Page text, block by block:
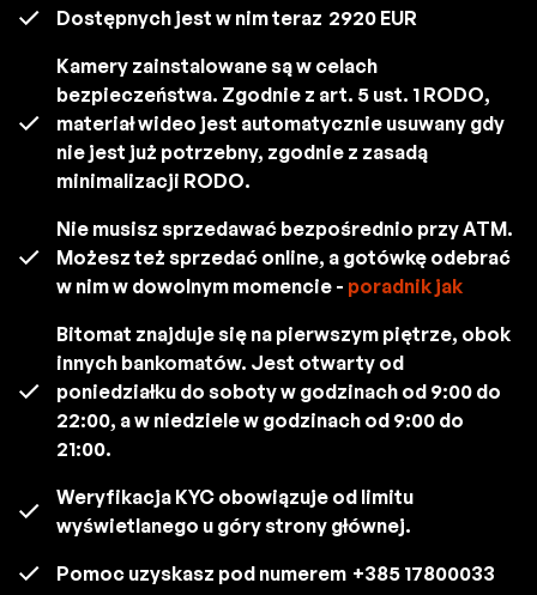
Dostępnych jest w nim teraz 2920 EUR
Kamery zainstalowane są w celach
bezpieczeństwa. Zgodnie z art. 5 ust. 1 RODO,
materiał wideo jest automatycznie usuwany gdy
nie jest już potrzebny, zgodnie z zasadą
minimalizacji RODO.
Nie musisz sprzedawać bezpośrednio przy ATM.
Możesz też sprzedać online, a gotówkę odebrać
w nim w dowolnym momencie - poradnik jak
Bitomat znajduje się na pierwszym piętrze, obok
innych bankomatów. Jest otwarty od
poniedziałku do soboty w godzinach od 9:00 do
22:00, a w niedziele w godzinach od 9:00 do
21:00.
Weryfikacja KYC obowiązuje od limitu
wyświetlanego u góry strony głównej.
Pomoc uzyskasz pod numerem +385 17800033